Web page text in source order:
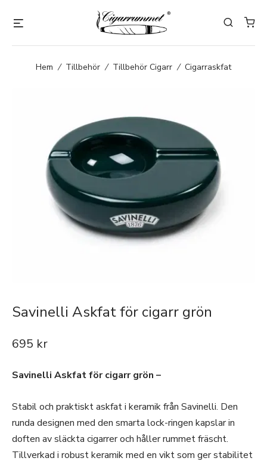
Hem / Tillbehör / Tillbehör Cigarr / Cigarraskfat
Savinelli Askfat för cigarr grön
695 kr
Savinelli Askfat för cigarr grön –
Stabil och praktiskt askfat i keramik från Savinelli. Den
runda designen med den smarta lock-ringen kapslar in
doften av släckta cigarrer och håller rummet fräscht.
Tillverkad i robust keramik med en vikt som ger stabilitet